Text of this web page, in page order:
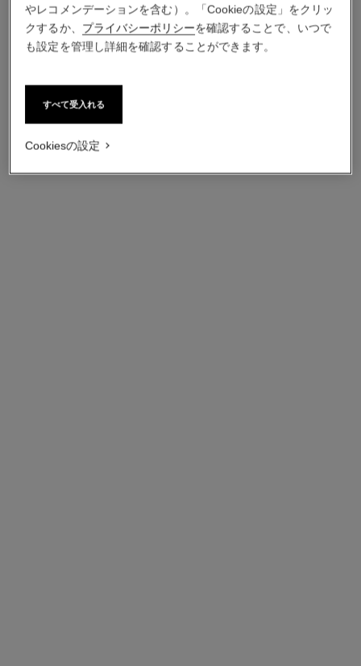
ラムスキン
自然で上質な柔らかさを保つため、保護処理はあえて最小限
Back to ラムスキン
やレコメンデーションを含む）。「Cookieの設定」をクリッ
クするか、 プライバシーポリシーを確認することで、いつで
も設定を管理し詳細を確認することができます。
すべて受入れる
Cookiesの設定